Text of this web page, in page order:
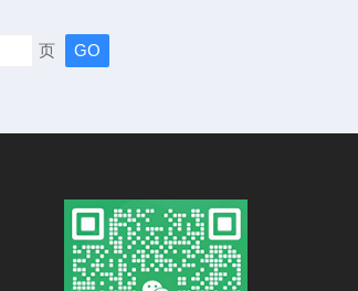
页